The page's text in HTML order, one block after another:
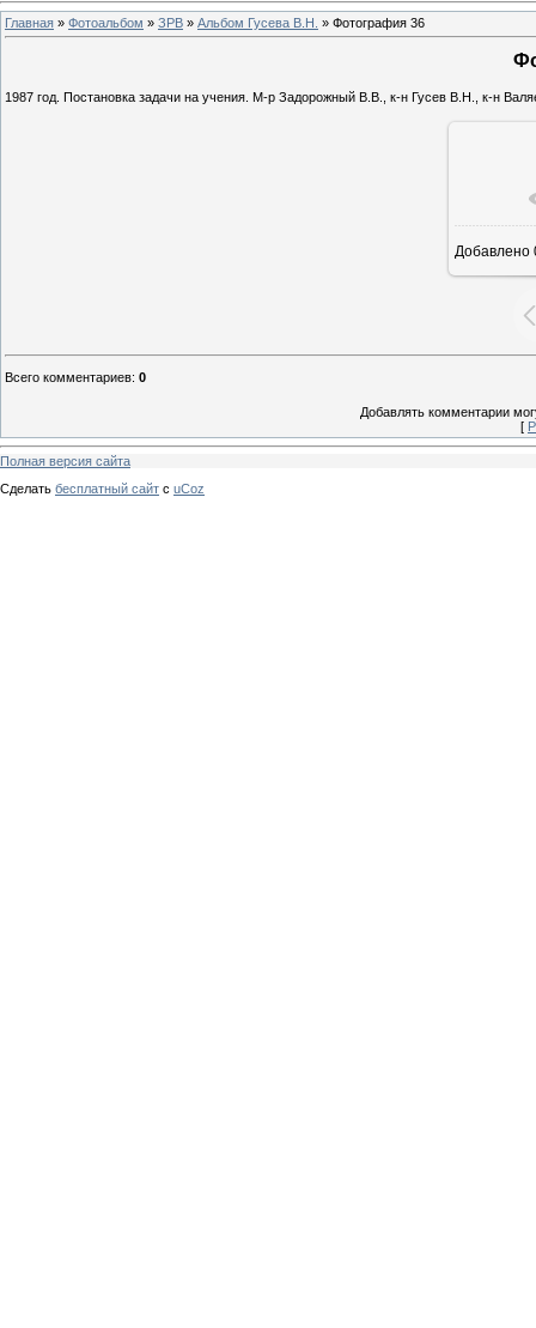
Главная » Фотоальбом » ЗРВ » Альбом Гусева В.Н. » Фотография 36
1987 год. Постановка задачи на учения. М-р Задорожный В.В., к-н Гусев В.Н., к-н
Добавлено
Всего комментариев: 0
Добавлять комментарии
[
Полная версия сайта
Сделать бесплатный сайт с uCoz